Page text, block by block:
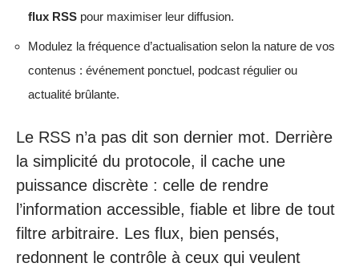
flux RSS pour maximiser leur diffusion.
Modulez la fréquence d’actualisation selon la nature de vos
contenus : événement ponctuel, podcast régulier ou
actualité brûlante.
Le RSS n’a pas dit son dernier mot. Derrière
la simplicité du protocole, il cache une
puissance discrète : celle de rendre
l’information accessible, fiable et libre de tout
filtre arbitraire. Les flux, bien pensés,
redonnent le contrôle à ceux qui veulent